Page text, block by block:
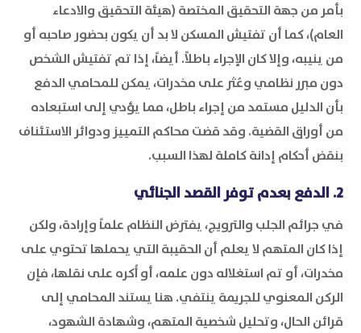
بأمر من جهة التحقيق المختصة (هيئة التحقيق والادعاء
العام)، كما أن تفتيش المسكن لا بد أن يكون بحضور صاحبه أو
من ينيبه، وإلا كان الإجراء باطلاً. أيضاً، إذا تم تفتيش الشخص
دون مبرر نظامي وعُثر على مخدرات، يمكن للمحامي الدفع
بأن الدليل مستمد من إجراء باطل، مما يؤدي إلى استبعاده
من أوراق القضية. وقد قضت محاكم التمييز ودوائر الاستئناف
بنقض أحكام إدانة كاملة لهذا السبب.
2. الدفع بعدم توفر القصد الجنائي
في جرائم الجلب والترويج، يفترض النظام علماً وإرادة، ولكن
إذا كان المتهم لا يعلم أن الحقيبة التي يحملها تحتوي على
مخدرات، أو تم استغلاله دون علمه، أو أُكره على نقلها، فإن
الركن المعنوي للجريمة ينتفي. هنا يستند المحامي إلى
قرائن الحال، وتحليل شخصية المتهم، وشهادة الشهود،